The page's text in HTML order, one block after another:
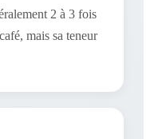
2 à 3 fois
mais sa teneur